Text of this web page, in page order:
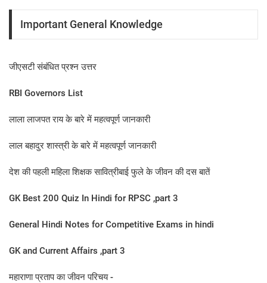
Important General Knowledge
जीएसटी संबंधित प्रश्न उत्तर
RBI Governors List
लाला लाजपत राय के बारे में महत्‍वपूर्ण जानकारी
लाल बहादुर शास्‍त्री के बारे में महत्‍वपूर्ण जानकारी
देश की पहली महिला शिक्षक सावित्रीबाई फुले के जीवन की दस बातें
GK Best 200 Quiz In Hindi for RPSC ,part 3
General Hindi Notes for Competitive Exams in hindi
GK and Current Affairs ,part 3
महाराणा प्रताप का जीवन प‍रिचय -